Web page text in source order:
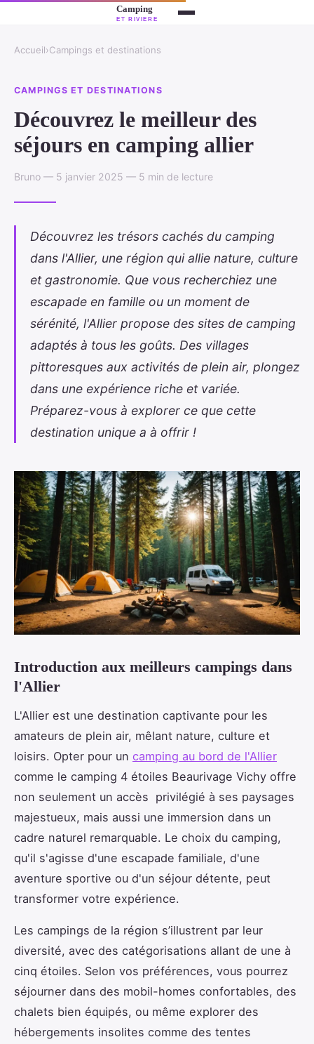
Accueil›Campings et destinations
CAMPINGS ET DESTINATIONS
Découvrez le meilleur des
séjours en camping allier
Bruno — 5 janvier 2025 — 5 min de lecture
Découvrez les trésors cachés du camping
dans l'Allier, une région qui allie nature, culture
et gastronomie. Que vous recherchiez une
escapade en famille ou un moment de
sérénité, l'Allier propose des sites de camping
adaptés à tous les goûts. Des villages
pittoresques aux activités de plein air, plongez
dans une expérience riche et variée.
Préparez-vous à explorer ce que cette
destination unique a à offrir !
Introduction aux meilleurs campings dans
l'Allier
L'Allier est une destination captivante pour les
amateurs de plein air, mêlant nature, culture et
loisirs. Opter pour un camping au bord de l'Allier
comme le camping 4 étoiles Beaurivage Vichy offre
non seulement un accès privilégié à ses paysages
majestueux, mais aussi une immersion dans un
cadre naturel remarquable. Le choix du camping,
qu'il s'agisse d'une escapade familiale, d'une
aventure sportive ou d'un séjour détente, peut
transformer votre expérience.
Les campings de la région s’illustrent par leur
diversité, avec des catégorisations allant de une à
cinq étoiles. Selon vos préférences, vous pourrez
séjourner dans des mobil-homes confortables, des
chalets bien équipés, ou même explorer des
hébergements insolites comme des tentes